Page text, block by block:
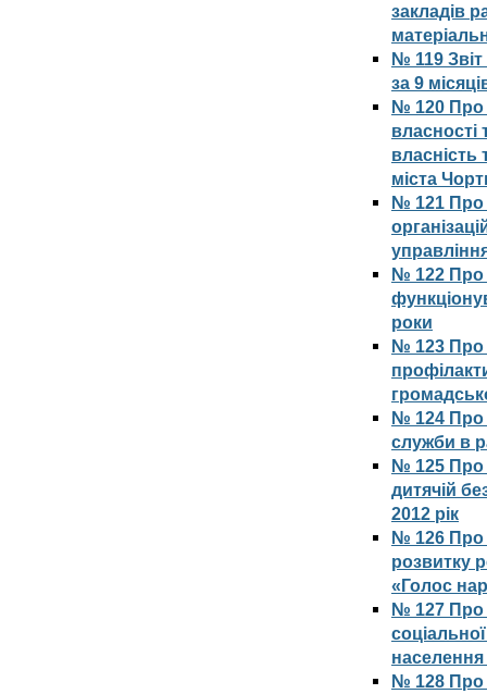
закладів
№ 119
за 9
№ 120 Про
власності
власність
міста
№ 121 Про
№ 122 Про
роки
№ 123 Про
№ 124 Про
служби в
№ 125 Про
дитячій
2012 рік
№ 126 Про
розвитку
«Голос
№ 127 Про
населення
№ 128 Про